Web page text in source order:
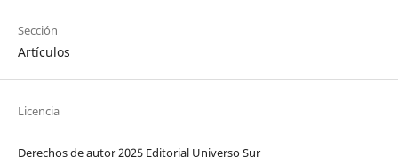
Sección
Artículos
Licencia
Derechos de autor 2025 Editorial Universo Sur